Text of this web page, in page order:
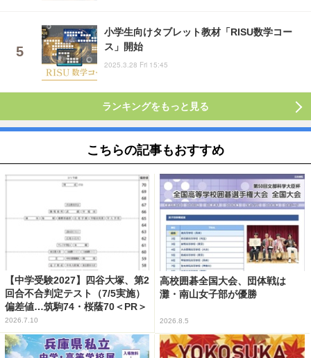
小学生向けタブレット教材「RISU数学コー
ス」開始
2025.3.28 Fri 15:45
ランキングをもっと見る
こちらの記事もおすすめ
【中学受験2027】四谷大塚、第2
回合不合判定テスト（7/5実施）
偏差値…筑駒74・桜蔭70＜PR＞
2026.7.10
高校囲碁全国大会、団体戦は
灘・南山女子部が優勝
2026.8.5